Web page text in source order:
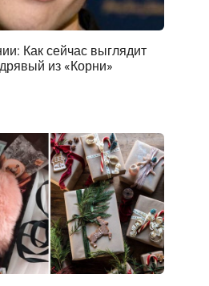
Как сейчас выглядит
из «Корни»